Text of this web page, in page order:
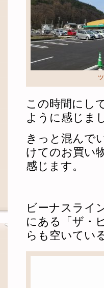
この時間にし
ように感じま
きっと混んで
けてのお買い
感じます。
ビーナスライ
にある「ザ・
らも空いてい